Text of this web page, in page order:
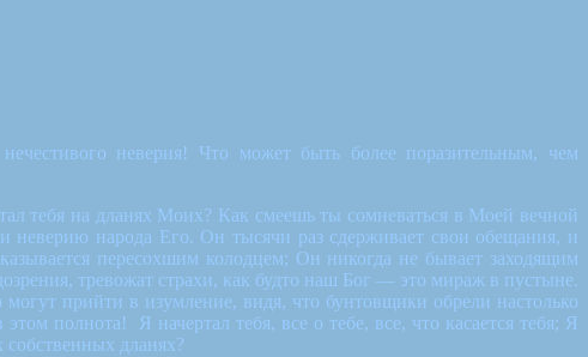
неверия! Что может быть более поразительным, чем
тебя на дланях Моих? Как смеешь ты сомневаться в Моей вечной
народа Его. Он тысячи раз сдерживает свои обещания, и
пересохшим колодцем; Он никогда не бывает заходящим
тревожат страхи, как будто наш Бог — это мираж в пустыне.
прийти в изумление, видя, что бунтовщики обрели настолько
полнота! Я начертал тебя, все о тебе, все, что касается тебя; Я
собственных дланях?